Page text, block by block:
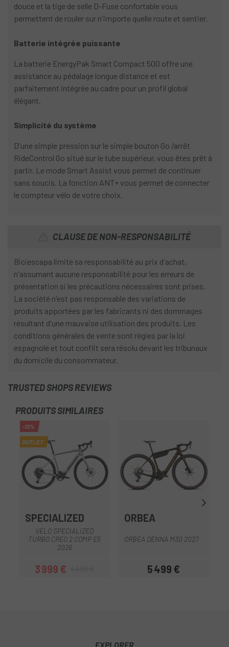
douce et la tige de selle D-Fuse confortable vous
permettent de rouler sur n'importe quelle route et sentier.
Batterie intégrée puissante
La batterie EnergyPak Smart Compact 500 offre une
assistance au pédalage longue distance et est
parfaitement intégrée au cadre pour un profil global
élégant.
Simplicité du système
D'une simple pression sur le simple bouton Go /arrêt
RideControl Go situé sur le tube supérieur, vous êtes prêt à
partir. Le mode Smart Assist vous permet de continuer
sans soucis. La fonction ANT+ vous permet de connecter
le compteur vélo de votre choix.
CLAUSE DE NON-RESPONSABILITÉ
Biciescapa limite sa responsabilité au prix d'achat,
n'assumant aucune responsabilité pour les erreurs de
présentation si les précautions nécessaires sont prises.
La société n'est pas responsable des variations de
produits apportées par les fabricants ni des dommages
résultant d'une mauvaise utilisation des produits. Les
conditions générales de vente sont régies par la loi
espagnole et tout conflit sera résolu devant les tribunaux
du domicile du consommateur.
TRUSTED SHOPS REVIEWS
PRODUITS SIMILAIRES
-13%
OUTLET
SPECIALIZED
VÉLO SPECIALIZED
TURBO CREO 2 COMP E5
2026
Prix
3 999 €Prix habituel
ORBEA
ORBEA DENNA M30 2027
Prix
5 499 €
EXPLORER